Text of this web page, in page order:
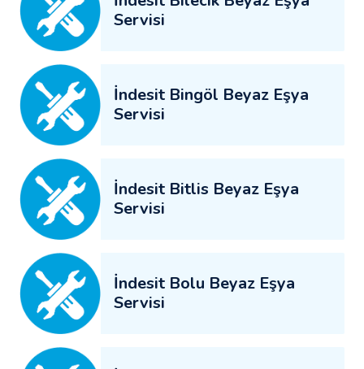
Servisi
İndesit Bingöl Beyaz Eşya
Servisi
İndesit Bitlis Beyaz Eşya
Servisi
İndesit Bolu Beyaz Eşya
Servisi